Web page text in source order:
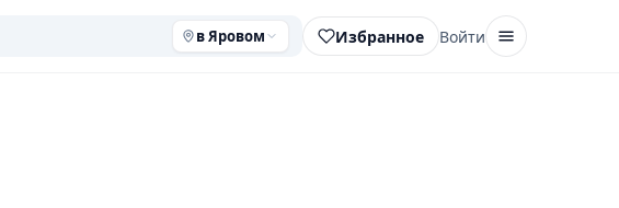
в Яровом Избранное Войти